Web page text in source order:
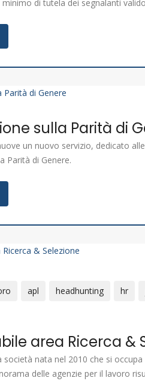
di tutela dei segnalanti
sulla Parità di
un nuovo servizio, dedicato
Parità di Genere.
apl headhunting hr
area Ricerca &
società nata nel 2010 che si
delle agenzie per il lavoro